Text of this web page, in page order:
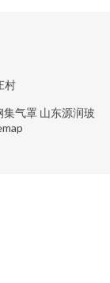
村
集气罩 山东源润玻